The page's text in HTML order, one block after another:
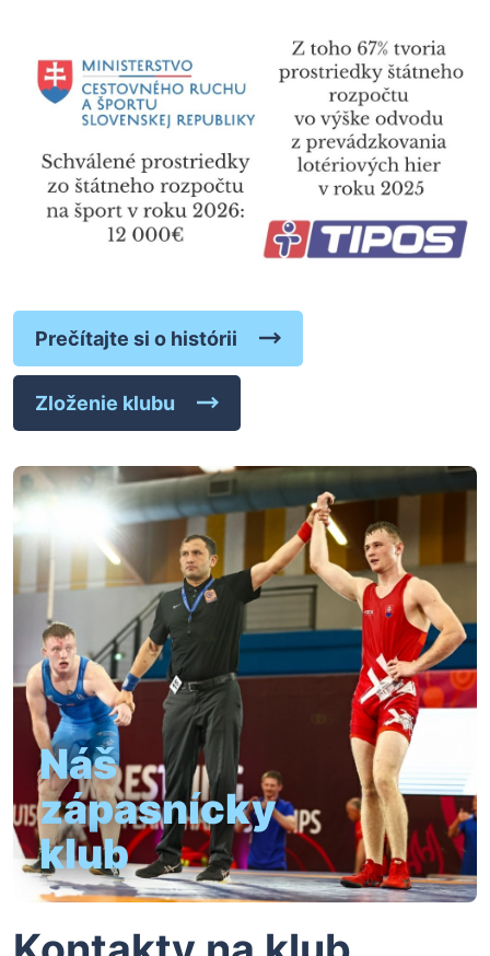
Prečítajte si o histórii
Zloženie klubu
Náš
zápasnícky
klub